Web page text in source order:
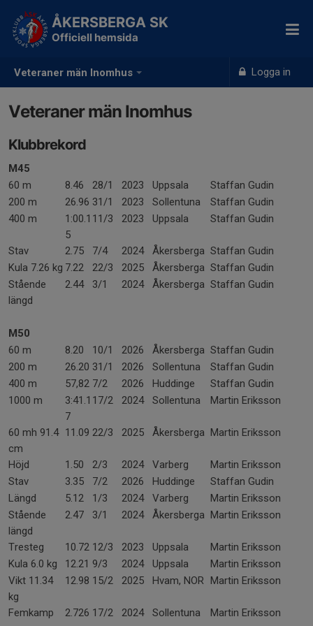
Veteraner män Inomhus Logga in
ÅKERSBERGA SK
Officiell hemsida
Veteraner män Inomhus
Klubbrekord
M45
60 m
8.46 28/1 2023 Uppsala
Staffan Gudin
200 m
26.96 31/1 2023 Sollentuna
Staffan Gudin
400 m
1:00.1
5
11/3 2023 Uppsala Staffan Gudin
Stav 2.75 7/4 2024 Åkersberga Staffan Gudin
Kula 7.26 kg 7.22 22/3 2025 Åkersberga Staffan Gudin
Stående
längd
2.44 3/1 2024 Åkersberga Staffan Gudin
M50
60 m
8.20 10/1 2026 Åkersberga Staffan Gudin
200 m
26.20 31/1 2026 Sollentuna
Staffan Gudin
400 m
57,82 7/2 2026 Huddinge
Staffan Gudin
1000 m
3:41.1
7
17/2 2024 Sollentuna Martin Eriksson
60 mh 91.4
cm
11.09 22/3 2025 Åkersberga Martin Eriksson
Höjd 1.50 2/3 2024 Varberg
Martin Eriksson
Stav
3.35 7/2 2026 Huddinge
Staffan Gudin
Längd
5.12 1/3 2024 Varberg
Martin Eriksson
Stående
längd
2.47 3/1 2024 Åkersberga Martin Eriksson
Tresteg 10.72 12/3 2023 Uppsala
Martin Eriksson
Kula 6.0 kg
12.21 9/3 2024 Uppsala
Martin Eriksson
Vikt 11.34
kg
12.98 15/2 2025 Hvam, NOR Martin Eriksson
Femkamp 2.726 17/2 2024 Sollentuna Martin Eriksson